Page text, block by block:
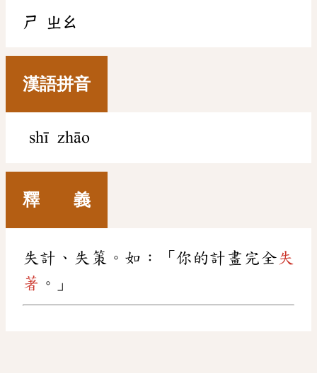
ㄕ ㄓㄠ
漢語拼音
shī zhāo
釋 義
失計、失策。如：「你的計畫完全 失
著 。」